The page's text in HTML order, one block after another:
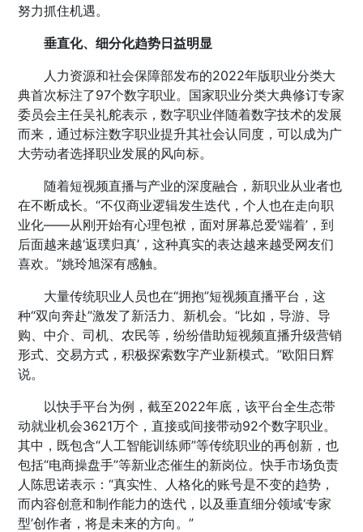
努力抓住机遇。
垂直化、细分化趋势日益明显
人力资源和社会保障部发布的2022年版职业分类大
典首次标注了97个数字职业。国家职业分类大典修订专家
委员会主任吴礼舵表示，数字职业伴随着数字技术的发展
而来，通过标注数字职业提升其社会认同度，可以成为广
大劳动者选择职业发展的风向标。
随着短视频直播与产业的深度融合，新职业从业者也
在不断成长。“不仅商业逻辑发生迭代，个人也在走向职
业化——从刚开始有心理包袱，面对屏幕总爱‘端着’，到
后面越来越‘返璞归真’，这种真实的表达越来越受网友们
喜欢。”姚玲旭深有感触。
大量传统职业人员也在“拥抱”短视频直播平台，这
种“双向奔赴”激发了新活力、新机会。“比如，导游、导
购、中介、司机、农民等，纷纷借助短视频直播升级营销
形式、交易方式，积极探索数字产业新模式。”欧阳日辉
说。
以快手平台为例，截至2022年底，该平台全生态带
动就业机会3621万个，直接或间接带动92个数字职业。
其中，既包含“人工智能训练师”等传统职业的再创新，也
包括“电商操盘手”等新业态催生的新岗位。快手市场负责
人陈思诺表示：“真实性、人格化的账号是不变的趋势，
而内容创意和制作能力的迭代，以及垂直细分领域‘专家
型’创作者，将是未来的方向。”